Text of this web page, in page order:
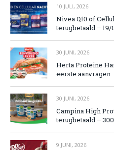
10 JULI, 2026
Nivea Q10 of
terugbetaald – 19/
30 JUNI, 2026
Herta Proteine
eerste aanvragen
30 JUNI, 2026
Campina High
terugbetaald –
9 JUNI, 2026